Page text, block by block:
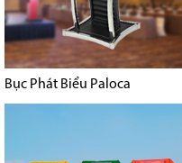
Bục Phát Biểu Paloca